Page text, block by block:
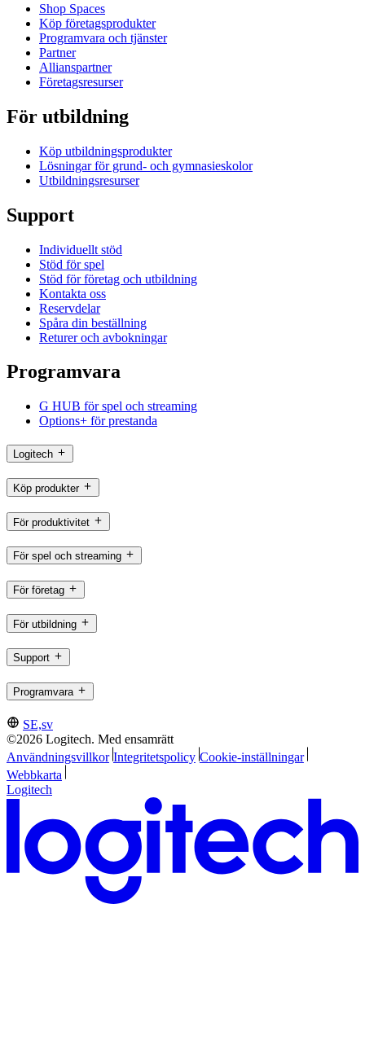
Shop Spaces
Köp företagsprodukter
Programvara och tjänster
Partner
Allianspartner
Företagsresurser
För utbildning
Köp utbildningsprodukter
Lösningar för grund- och gymnasieskolor
Utbildningsresurser
Support
Individuellt stöd
Stöd för spel
Stöd för företag och utbildning
Kontakta oss
Reservdelar
Spåra din beställning
Returer och avbokningar
Programvara
G HUB för spel och streaming
Options+ för prestanda
Logitech
Köp produkter
För produktivitet
För spel och streaming
För företag
För utbildning
Support
Programvara
SE,sv
©2026 Logitech. Med ensamrätt
Användningsvillkor Integritetspolicy Cookie-inställningar
Webbkarta
Logitech